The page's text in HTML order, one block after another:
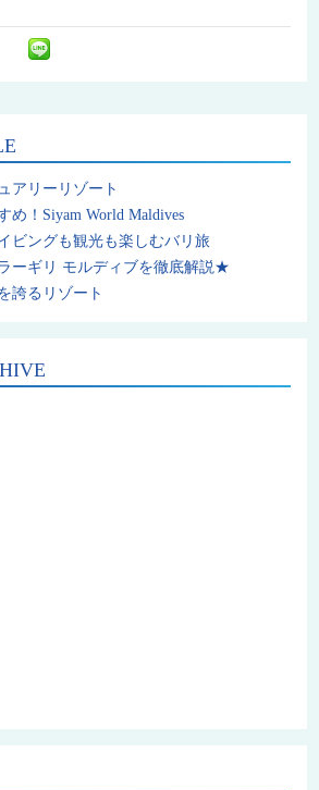
アリーリゾート
め！Siyam World Maldives
ビングも観光も楽しむバリ旅
ーギリ モルディブを徹底解説★
誇るリゾート